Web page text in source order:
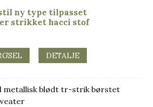
ny type tilpasset
strikket hacci stof
DETALJE